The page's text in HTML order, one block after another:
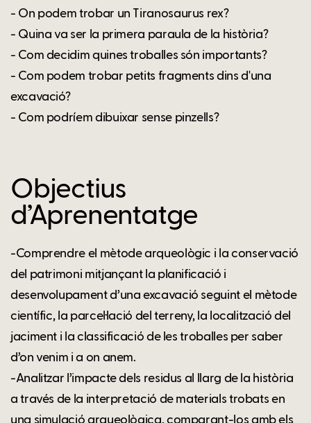
- On podem trobar un Tiranosaurus rex?
- Quina va ser la primera paraula de la història?
- Com decidim quines troballes són importants?
- Com podem trobar petits fragments dins d'una
excavació?
- Com podríem dibuixar sense pinzells?
Objectius
d’Aprenentatge
-Comprendre el mètode arqueològic i la conservació
del patrimoni mitjançant la planificació i
desenvolupament d’una excavació seguint el mètode
científic, la parcel·lació del terreny, la localització del
jaciment i la classificació de les troballes per saber
d’on venim i a on anem.
-Analitzar l’impacte dels residus al llarg de la història
a través de la interpretació de materials trobats en
una simulació arqueològica, comparant-los amb els